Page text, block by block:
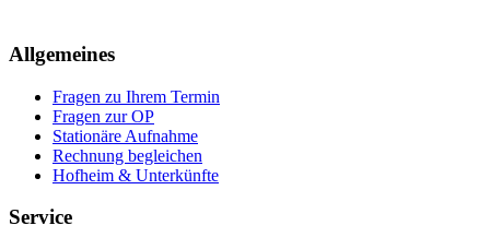
Allgemeines
Fragen zu Ihrem Termin
Fragen zur OP
Stationäre Aufnahme
Rechnung begleichen
Hofheim & Unterkünfte
Service